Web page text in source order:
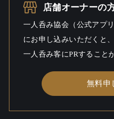
一人呑み
料理充実
店舗オーナーの
一人呑み協会（公式アプ
にお申し込みいただくと、
一人呑み客にPRすること
無料申